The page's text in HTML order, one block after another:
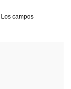
Los campos